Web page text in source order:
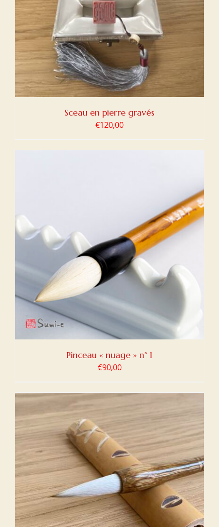
Sceau en pierre gravés
€120,00
Pinceau « nuage » n° 1
€90,00